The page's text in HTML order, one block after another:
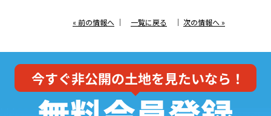
« 前の情報へ ｜ 一覧に戻る ｜ 次の情報へ »